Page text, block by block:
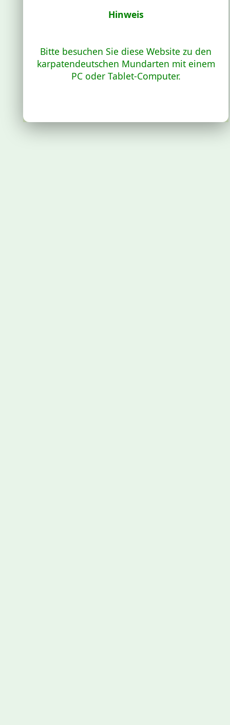
Hinweis
Bitte besuchen Sie diese Website zu den
karpatendeutschen Mundarten mit einem
PC oder Tablet-Computer.